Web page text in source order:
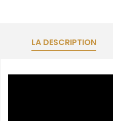
LA DESCRIPTION